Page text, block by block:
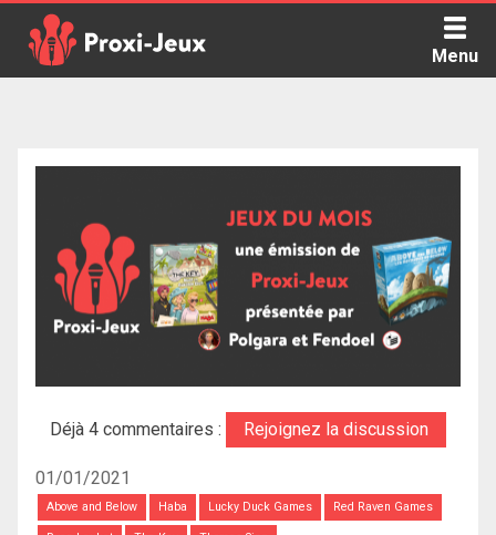
content
Menu
Déjà 4 commentaires : Rejoignez la discussion
01/01/2021
Above and Below Haba Lucky Duck Games Red Raven Games